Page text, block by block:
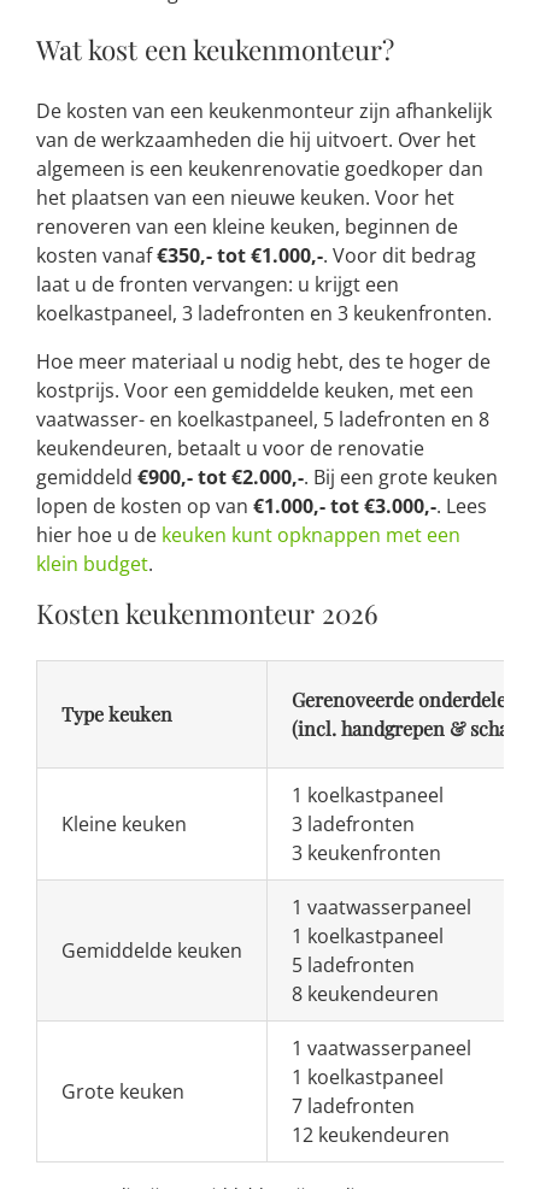
Wat kost een keukenmonteur?
De kosten van een keukenmonteur zijn afhankelijk
van de werkzaamheden die hij uitvoert. Over het
algemeen is een keukenrenovatie goedkoper dan
het plaatsen van een nieuwe keuken. Voor het
renoveren van een kleine keuken, beginnen de
kosten vanaf€350,- tot €1.000,-. Voor dit bedrag
laat u de fronten vervangen: u krijgt een
koelkastpaneel, 3 ladefronten en 3 keukenfronten.
Hoe meer materiaal u nodig hebt, des te hoger de
kostprijs. Voor een gemiddelde keuken, met een
vaatwasser- en koelkastpaneel, 5 ladefronten en 8
keukendeuren, betaalt u voor de renovatie
gemiddeld €900,- tot €2.000,-. Bij een grote keuken
lopen de kosten op van €1.000,- tot €3.000,-. Lees
hier hoe u de keuken kunt opknappen met een
klein budget.
Kosten keukenmonteur 2026
Type keuken
Gerenoveerde onderdelen
(incl. handgrepen &
Kleine keuken
1 koelkastpaneel
3 ladefronten
3 keukenfronten
Gemiddelde keuken
1 vaatwasserpaneel
1 koelkastpaneel
5 ladefronten
8 keukendeuren
Grote keuken
1 vaatwasserpaneel
1 koelkastpaneel
7 ladefronten
12 keukendeuren